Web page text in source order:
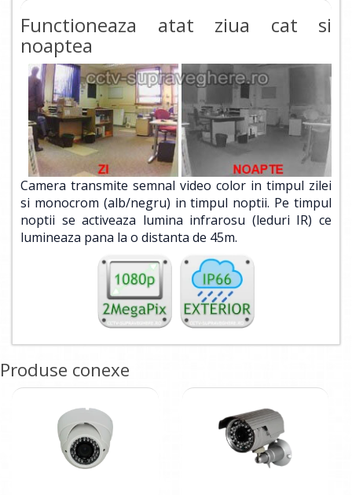
Functioneaza atat ziua cat si
noaptea
Camera transmite semnal video color in timpul zilei
si monocrom (alb/negru) in timpul noptii. Pe timpul
noptii se activeaza lumina infrarosu (leduri IR) ce
lumineaza pana la o distanta de 45m.
Produse conexe